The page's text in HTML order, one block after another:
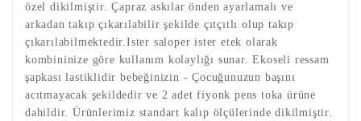
özel dikilmiştir. Çapraz askılar önden ayarlamalı ve
arkadan takıp çıkarılabilir şekilde çıtçıtlı olup takıp
çıkarılabilmektedir.Ister saloper ister etek olarak
kombininize göre kullanım kolaylığı sunar. Ekoseli ressam
şapkası lastiklidir bebeğinizin - Çocuğunuzun başını
acıtmayacak şekildedir ve 2 adet fiyonk pens toka ürüne
dahildir. Ürünlerimiz standart kalıp ölçülerinde dikilmiştir.